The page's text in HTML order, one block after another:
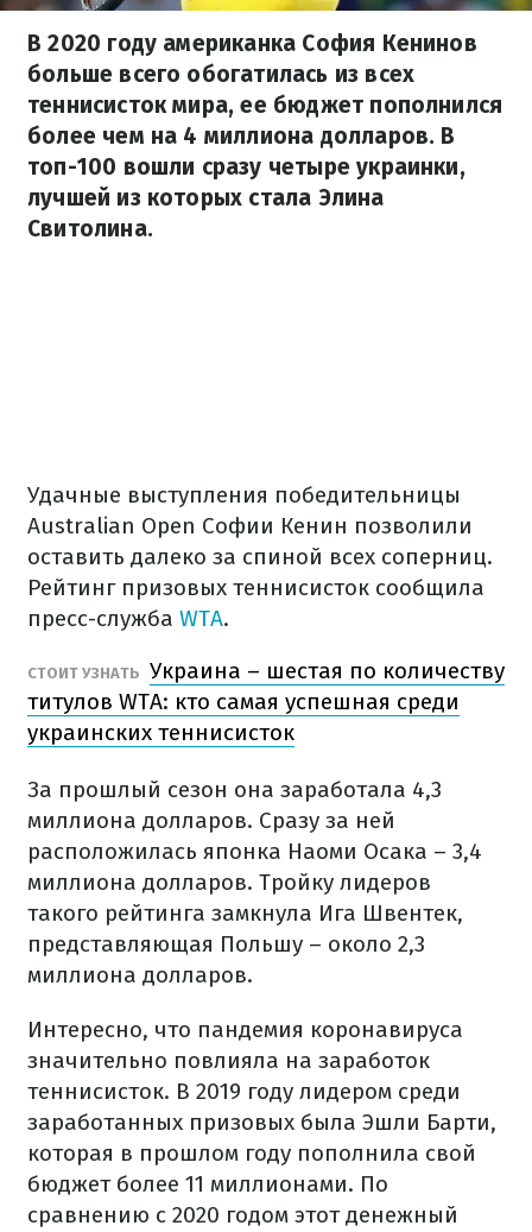
В 2020 году американка София Кенинов
больше всего обогатилась из всех
теннисисток мира, ее бюджет пополнился
более чем на 4 миллиона долларов. В
топ-100 вошли сразу четыре украинки,
лучшей из которых стала Элина
Свитолина.
Удачные выступления победительницы
Australian Open Софии Кенин позволили
оставить далеко за спиной всех соперниц.
Рейтинг призовых теннисисток сообщила
пресс-служба WTA.
СТОИТ УЗНАТЬ Украина – шестая по количеству
титулов WTA: кто самая успешная среди
украинских теннисисток
За прошлый сезон она заработала 4,3
миллиона долларов. Сразу за ней
расположилась японка Наоми Осака – 3,4
миллиона долларов. Тройку лидеров
такого рейтинга замкнула Ига Швентек,
представляющая Польшу – около 2,3
миллиона долларов.
Интересно, что пандемия коронавируса
значительно повлияла на заработок
теннисисток. В 2019 году лидером среди
заработанных призовых была Эшли Барти,
которая в прошлом году пополнила свой
бюджет более 11 миллионами. По
сравнению с 2020 годом этот денежный